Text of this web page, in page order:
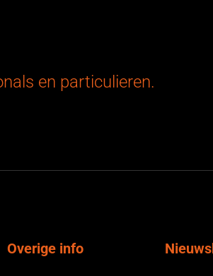
en particulieren.
Overige info